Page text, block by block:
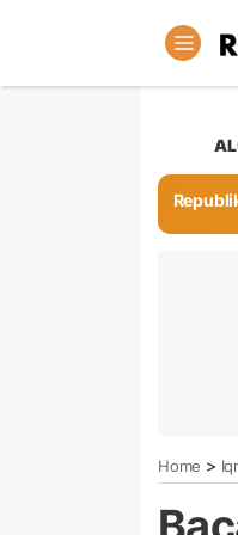
Home >